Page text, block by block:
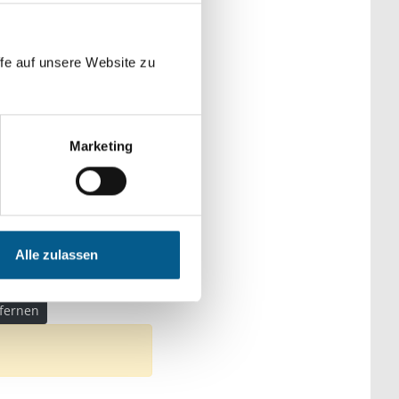
auf unsere Website zu
Marketing
Alle zulassen
Kategorien